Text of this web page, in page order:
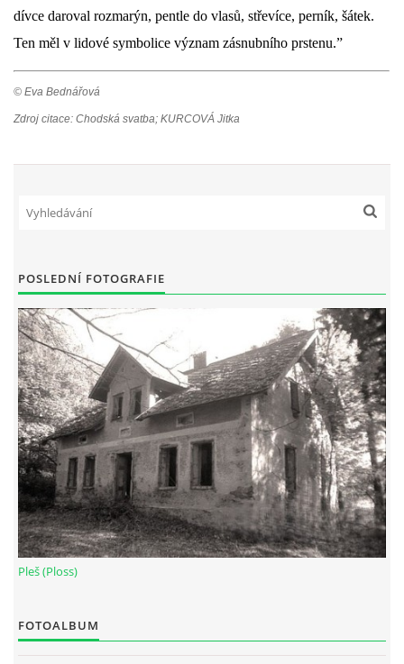
--------------------------------------------------------------
Tento projekt je realizován za finanční podpory
dívce daroval rozmarýn, pentle do vlasů, střevíce, perník, šátek.
Ten měl v lidové symbolice význam zásnubního prstenu.”
© Eva Bednářová
Zdroj citace: Chodská svatba; KURCOVÁ Jitka
POSLEDNÍ FOTOGRAFIE
Pleš (Ploss)
FOTOALBUM